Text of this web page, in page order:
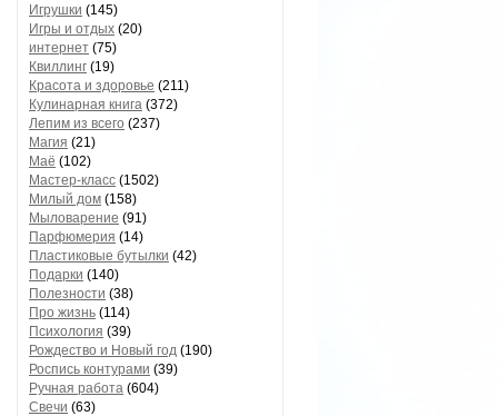
Игрушки (145)
Игры и отдых (20)
интернет (75)
Квиллинг (19)
Красота и здоровье (211)
Кулинарная книга (372)
Лепим из всего (237)
Магия (21)
Маё (102)
Мастер-класс (1502)
Милый дом (158)
Мыловарение (91)
Парфюмерия (14)
Пластиковые бутылки (42)
Подарки (140)
Полезности (38)
Про жизнь (114)
Психология (39)
Рождество и Новый год (190)
Роспись контурами (39)
Ручная работа (604)
Свечи (63)